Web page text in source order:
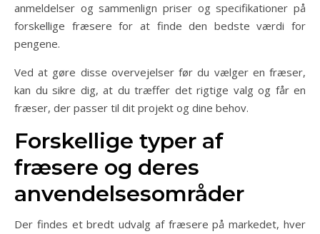
anmeldelser og sammenlign priser og specifikationer på
forskellige fræsere for at finde den bedste værdi for
pengene.
Ved at gøre disse overvejelser før du vælger en fræser,
kan du sikre dig, at du træffer det rigtige valg og får en
fræser, der passer til dit projekt og dine behov.
Forskellige typer af
fræsere og deres
anvendelsesområder
Der findes et bredt udvalg af fræsere på markedet, hver